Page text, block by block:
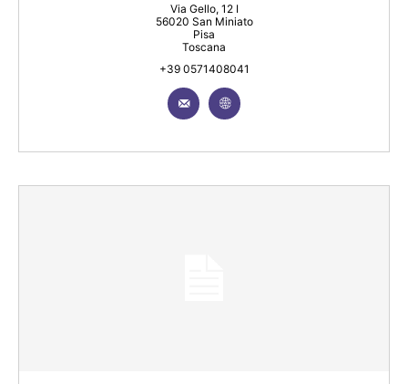
Via Gello, 12 I
56020 San Miniato
Pisa
Toscana
+39 0571408041